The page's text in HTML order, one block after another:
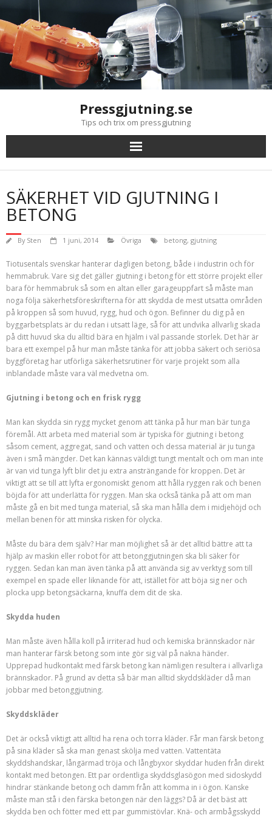
to
content
Pressgjutning.se
Tips och trix om pressgjutning
SÄKERHET VID GJUTNING I
BETONG
By Sten 1 juni, 2014 Övriga betong, gjutning
Tiotusentals svenskar hanterar dagligen betong, både i industrin och för
hemmabruk. Vare sig det gäller gjutning i betong för ett större projekt eller
bara för hemmabruk så som en altan eller garageuppfart så måste man
noga följa säkerhetsföreskrifterna för att skydda de mest utsatta områden
på kroppen så som huvud, rygg, hud och ögon. Befinner du dig på en
byggarbetsplats är du redan i utsatt läge, så för att undvika allvarlig skada
på ditt huvud ska du alltid bära en hjälm i väl passande storlek. Det här är
bara ett exempel på hur man måste tänka för att jobba säkert och seriösa
byggföretag har utförliga säkerhetsrutiner för varje projekt som alla
inblandade måste vara väl medvetna om.
Gjutning i betong och en frisk rygg
Man kan skydda sin rygg mycket genom att tänka på hur man bär tunga
föremål. Att arbeta med material som är typiska för gjutning i betong
såsom cement, aggregat, sand och vatten och dessa material är ju tunga
även i små mängder. Det kan kännas väldigt tungt mentalt och om man inte
är van vid tunga lyft blir det ju extra ansträngande för kroppen. Det är
viktigt att se till att lyfta ergonomiskt genom att hålla ryggen rak och benen
böjda för att underlätta för ryggen. Man ska också tänka på att om man
måste gå en bit med tunga material, så ska man hålla dem i midjehöjd och
mellan benen för att minska risken för olycka.
Måste du bära dem själv? Har man möjlighet så är det alltid bättre att ta
hjälp av maskin eller robot för att betonggjutningen ska bli säker för
ryggen. Sedan kan man även tänka på att använda sig av verktyg som till
exempel en spade eller liknande för att, istället för att böja sig ner och
plocka upp betongsäckarna, knuffa dem dit de ska.
Skydda huden
Man måste även hålla koll på irriterad hud och kemiska brännskador när
man hanterar färsk betong som inte gör sig väl på nakna händer.
Upprepad hudkontakt med färsk betong kan nämligen resultera i allvarliga
brännskador. På grund av detta så bär man alltid skyddskläder då man
jobbar med betonggjutning.
Skyddskläder
Det är också viktigt att alltid ha rena och torra kläder. Får man färsk betong
på sina kläder så ska man genast skölja med vatten. Vattentäta
skyddshandskar, långärmad tröja och långbyxor skyddar huden från direkt
kontakt med betongen. Ett par ordentliga skyddsglasögon med sidoskydd
hindrar stänkande betong och damm från att komma in i ögon. Kanske
måste man stå i den färska betongen när den läggs? Då är det bäst att
skydda ben och fötter med ett par gummistövlar. Knä- och armbågsskydd